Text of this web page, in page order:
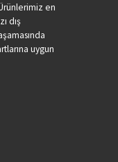
en
dış
uygun